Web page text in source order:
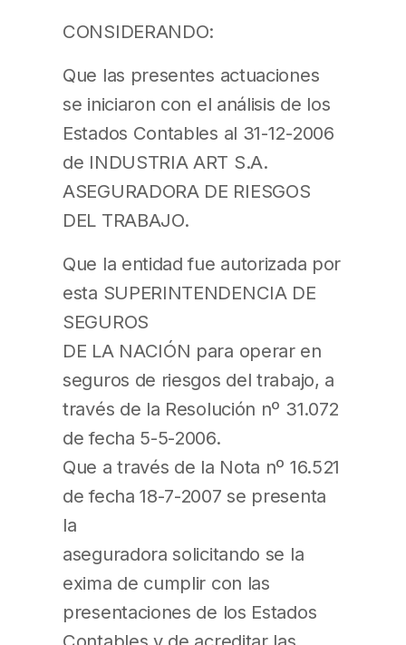
CONSIDERANDO:
Que las presentes actuaciones
se iniciaron con el análisis de los
Estados Contables al 31-12-2006
de INDUSTRIA ART S.A.
ASEGURADORA DE RIESGOS
DEL TRABAJO.
Que la entidad fue autorizada por
esta SUPERINTENDENCIA DE
SEGUROS
DE LA NACIÓN para operar en
seguros de riesgos del trabajo, a
través de la Resolución nº 31.072
de fecha 5-5-2006.
Que a través de la Nota nº 16.521
de fecha 18-7-2007 se presenta
la
aseguradora solicitando se la
exima de cumplir con las
presentaciones de los Estados